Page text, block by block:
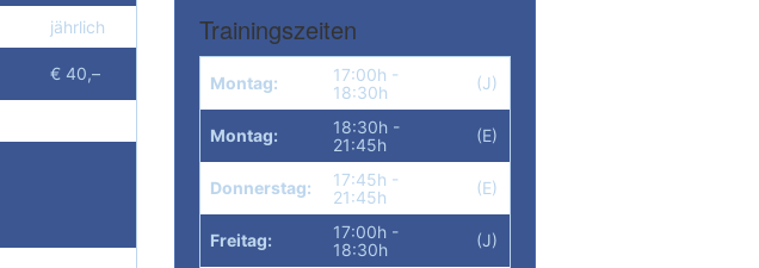
jährlich
€ 40,–
Trainingszeiten
Montag:
17:00h -
18:30h
(J)
Montag:
18:30h -
21:45h
(E)
Donnerstag:
17:45h -
21:45h
(E)
Freitag:
17:00h -
18:30h
(J)